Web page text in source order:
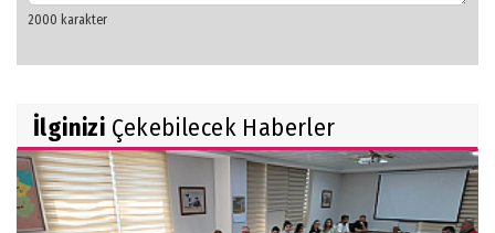
İlginizi Çekebilecek Haberler